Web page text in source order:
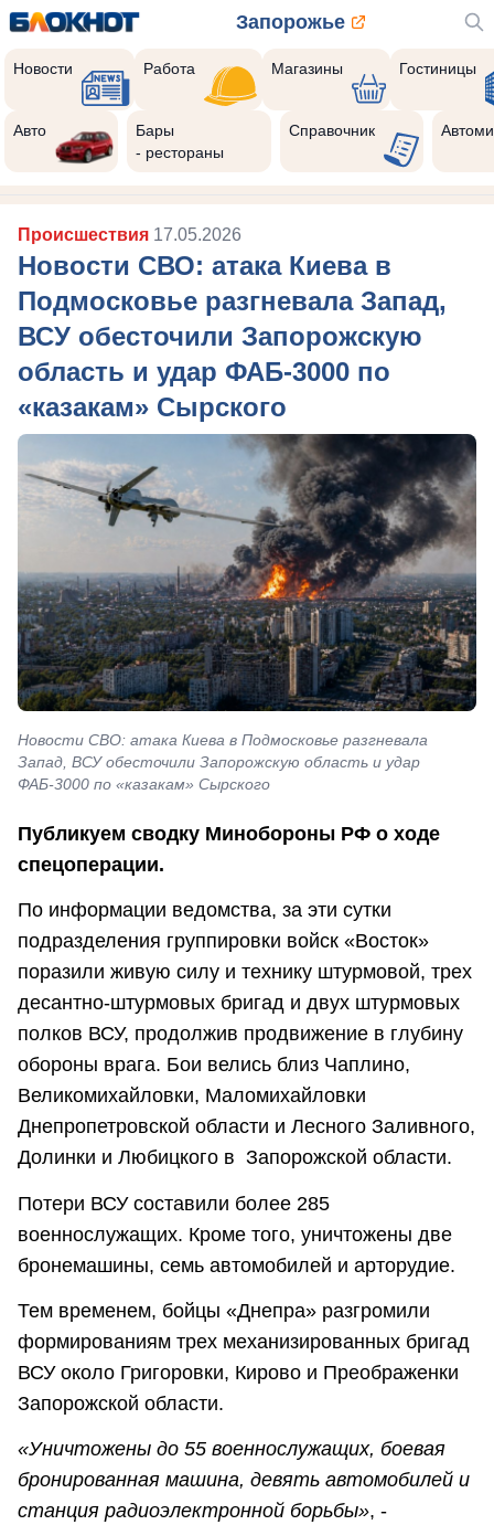
Запорожье
Новости Работа Магазины Гостиницы
Авто
Бары
- рестораны
Справочник
Происшествия 17.05.2026
Новости СВО: атака Киева в
Подмосковье разгневала Запад,
ВСУ обесточили Запорожскую
область и удар ФАБ-3000 по
«казакам» Сырского
Новости СВО: атака Киева в Подмосковье разгневала
Запад, ВСУ обесточили Запорожскую область и удар
ФАБ-3000 по «казакам» Сырского
Публикуем сводку Минобороны РФ о ходе
спецоперации.
По информации ведомства, за эти сутки
подразделения группировки войск «Восток»
поразили живую силу и технику штурмовой, трех
десантно-штурмовых бригад и двух штурмовых
полков ВСУ, продолжив продвижение в глубину
обороны врага. Бои велись близ Чаплино,
Великомихайловки, Маломихайловки
Днепропетровской области и Лесного Заливного,
Долинки и Любицкого в Запорожской области.
Потери ВСУ составили более 285
военнослужащих. Кроме того, уничтожены две
бронемашины, семь автомобилей и арторудие.
Тем временем, бойцы «Днепра» разгромили
формированиям трех механизированных бригад
ВСУ около Григоровки, Кирово и Преображенки
Запорожской области.
«Уничтожены до 55 военнослужащих, боевая
бронированная машина, девять автомобилей и
станция радиоэлектронной борьбы», -